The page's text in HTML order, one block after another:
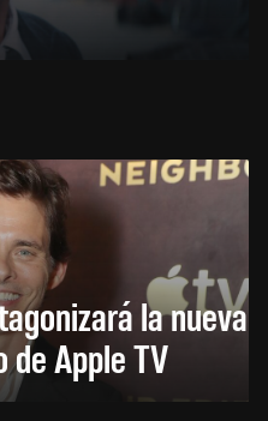
la nueva
Apple TV